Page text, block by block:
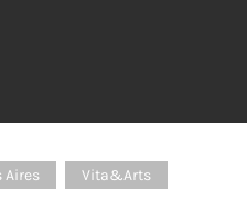
Aires Vita&Arts